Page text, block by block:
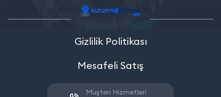
Gizlilik Politikası
Mesafeli Satış
Müşteri Hizmetleri